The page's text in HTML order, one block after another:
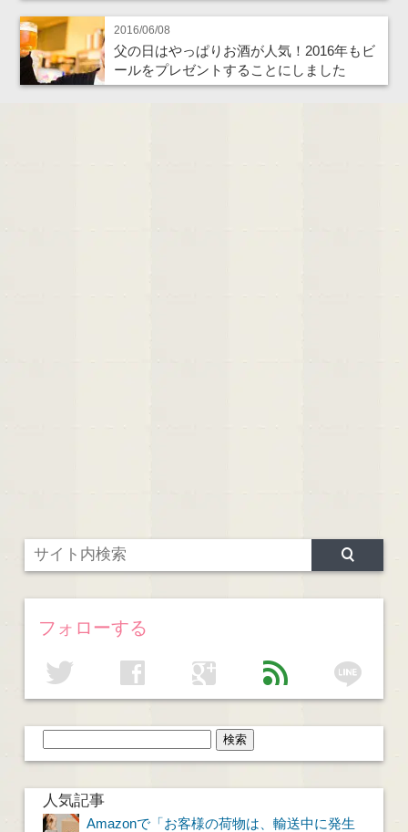
2016/06/08
父の日はやっぱりお酒が人気！2016年もビ
ールをプレゼントすることにしました
フォローする
twitter facebook google feed line
人気記事
Amazonで「お客様の荷物は、輸送中に発生